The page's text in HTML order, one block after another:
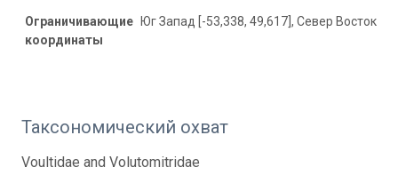
Ограничивающие
координаты
Юг Запад [-53,338, 49,617], Север Восток [-
Таксономический охват
Voultidae and Volutomitridae